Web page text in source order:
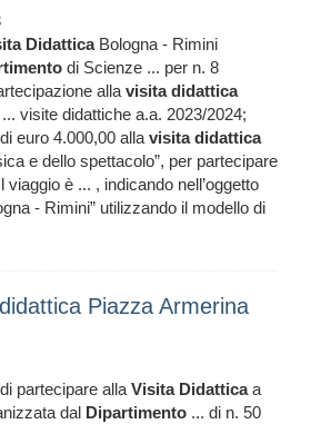
DidatticaBologna - Rimini
di Scienze ... per n. 8
allavisita didattica
visite didattiche a.a. 2023/2024;
euro 4.000,00 allavisita didattica
e dello spettacolo”, per partecipare
viaggio è ... , indicando nell’oggetto
- Rimini” utilizzando il modello di
Piazza Armerina
allaVisita Didatticaa
dal Dipartimento ... di n. 50